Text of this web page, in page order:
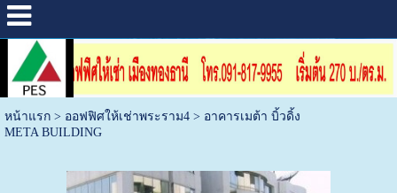
หน้าแรก> ออฟฟิศให้เช่าพระราม4> อาคารเมต้า บิ้วดิ้ง
META BUILDING